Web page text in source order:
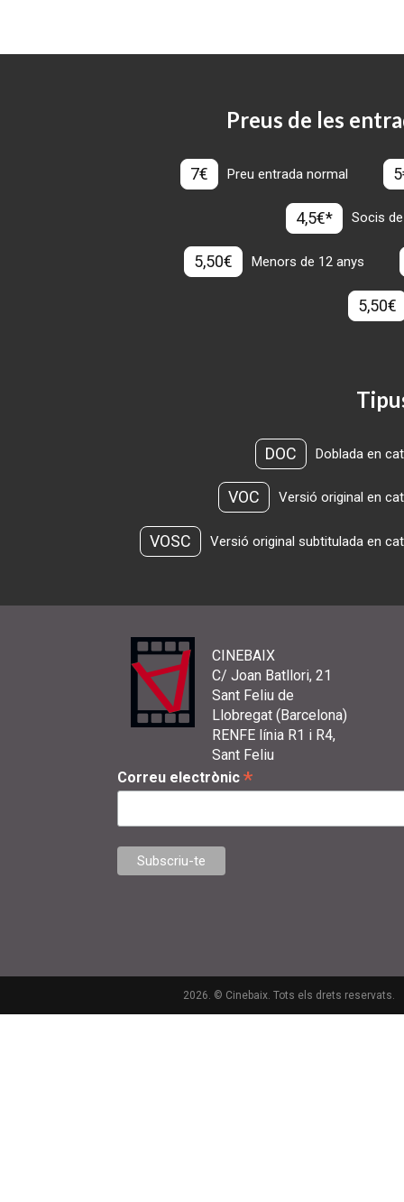
Preus de les
7€ Preu entrada normal
4,5€* Socis
5,50€ Menors de 12 anys
5,50€
DOC Doblada en
VOC Versió original en
VOSC Versió original subtitulada en
CINEBAIX
C/ Joan Batllori, 21
Sant Feliu de
Llobregat (Barcelona)
RENFE línia R1 i R4,
Sant Feliu
Correu electrònic *
2026. © Cinebaix. Tots els drets reservats.